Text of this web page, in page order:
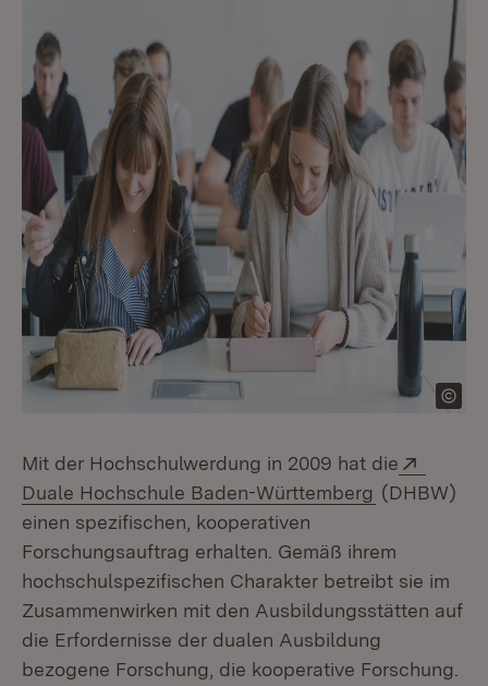
Mit der Hochschulwerdung in 2009 hat die
Duale Hochschule Baden-Württemberg (Öffnet in
(DHBW)
einen spezifischen, kooperativen
Forschungsauftrag erhalten. Gemäß ihrem
hochschulspezifischen Charakter betreibt sie im
Zusammenwirken mit den Ausbildungsstätten auf
die Erfordernisse der dualen Ausbildung
bezogene Forschung, die kooperative Forschung.